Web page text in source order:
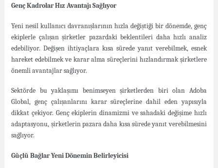
Genç Kadrolar Hız Avantajı Sağlıyor
Yeni nesil kullanıcı davranışlarının hızla değiştiği bir dönemde, genç
ekiplerle çalışan şirketler pazardaki beklentileri daha hızlı analiz
edebiliyor. Değişen ihtiyaçlara kısa sürede yanıt verebilmek, esnek
hareket edebilmek ve karar alma süreçlerini hızlandırmak şirketlere
önemli avantajlar sağlıyor.
Sektörde bu yaklaşımı benimseyen şirketlerden biri olan Adoba
Global, genç çalışanlarını karar süreçlerine dahil eden yapısıyla
dikkat çekiyor. Genç ekiplerin dinamizmi ve sahadaki değişime hızlı
adaptasyonu, şirketlerin pazara daha kısa sürede yanıt verebilmesini
sağlıyor.
Güçlü Bağlar Yeni Dönemin Belirleyicisi